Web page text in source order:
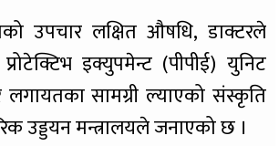
उपचार लक्षित औषधि, डाक्टरले
इक्युपमेन्ट (पीपीई) युनिट
लगायतका सामग्री ल्याएको संस्कृति
उड्डयन मन्त्रालयले जनाएको छ ।